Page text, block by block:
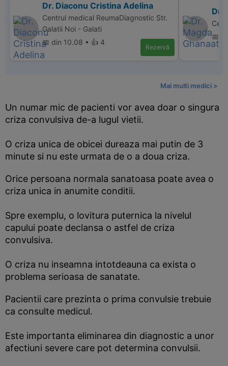
Dr. Diaconu Cristina Adelina
Centrul medical ReumaDiagnostic Str.
Galatii Noi - Galati
📅 din 10.08 • 👍 4
Rezervă
Dr.
📅
Mai multi medici >
Un numar mic de pacienti vor avea doar o singura
criza convulsiva de-a lugul vietii.
O criza unica de obicei dureaza mai putin de 3
minute si nu este urmata de o a doua criza.
Orice persoana normala sanatoasa poate avea o
criza unica in anumite conditii.
Spre exemplu, o lovitura puternica la nivelul
capului poate declansa o astfel de criza
convulsiva.
O criza nu inseamna intotdeauna ca exista o
problema serioasa de sanatate.
Pacientii care prezinta o prima convulsie trebuie
ca consulte medicul.
Este importanta eliminarea din diagnostic a unor
afectiuni severe care pot determina convulsii.